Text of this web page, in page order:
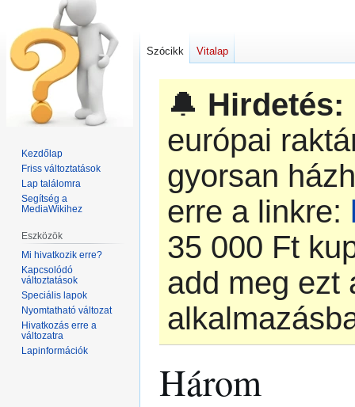
🔔 Hirdetés:
európai
gyorsan
erre a linkre:
‎35 000 Ft
add meg ezt
Három
Szócikk Vitalap
Kezdőlap
Friss változtatások
Lap találomra
Segítség a
MediaWikihez
Eszközök
Mi hivatkozik erre?
Kapcsolódó
változtatások
Speciális lapok
Nyomtatható változat
Hivatkozás erre a
változatra
Lapinformációk